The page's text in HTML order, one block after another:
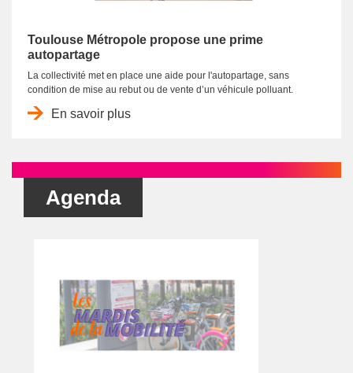
Toulouse Métropole propose une prime
autopartage
La collectivité met en place une aide pour l'autopartage, sans
condition de mise au rebut ou de vente d’un véhicule polluant.
En savoir plus
Agenda